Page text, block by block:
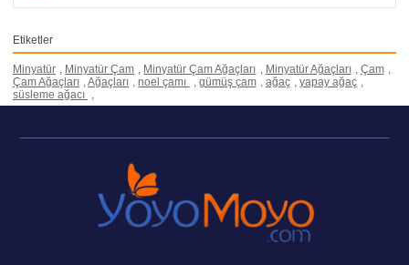
Etiketler
Minyatür , Minyatür Çam , Minyatür Çam Ağaçları , Minyatür Ağaçları , Çam ,
Çam Ağaçları ,Ağaçları , noel çamı , gümüş çam , ağaç , yapay ağaç ,
süsleme ağacı ,